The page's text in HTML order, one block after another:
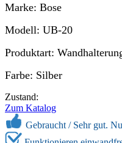
Marke: Bose
Modell: UB-20
Produktart:
Farbe: Silber
Zustand:
Zum Katalog
Gebraucht / Sehr gut.